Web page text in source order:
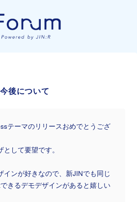
後について
テーマのリリースおめでとうござ
として要望です。
インが好きなので、新JINでも同じ
きるデモデザインがあると嬉しい